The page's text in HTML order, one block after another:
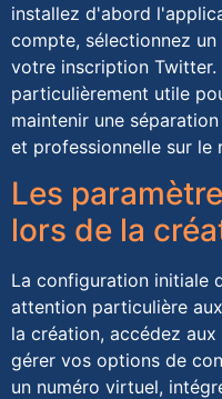
installez d'abord
compte, sélectionnez
votre inscription
particulièrement utile
maintenir une
et professionnelle sur le
Les
lors de la
La configuration initiale
attention particulière
la création, accédez
gérer vos options de
un numéro virtuel,